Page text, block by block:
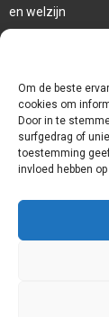
Om de beste
cookies om
Door in te
surfgedrag of
toestemming
invloed hebben
en welzijn
Veelgebruikte